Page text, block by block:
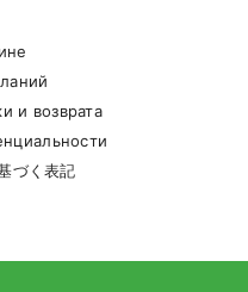
и возврата
づく表記